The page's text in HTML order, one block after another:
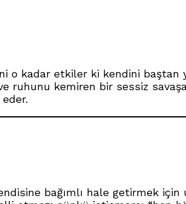
o kadar etkiler ki kendini baştan
ruhunu kemiren bir sessiz
bağımlı hale getirmek için